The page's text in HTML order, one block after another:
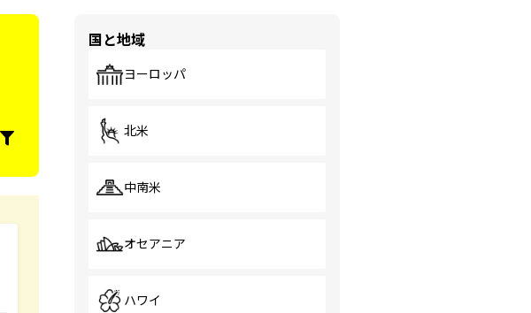
国と地域
ヨーロッパ
北米
中南米
オセアニア
ハワイ